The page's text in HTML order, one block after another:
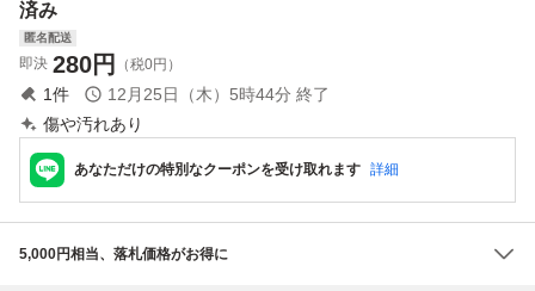
済み
匿名配送
即決 280円 （税0円）
1件 12月25日（木）5時44分 終了
傷や汚れあり
あなただけの特別なクーポンを受け取れます 詳細
5,000円相当、落札価格がお得に